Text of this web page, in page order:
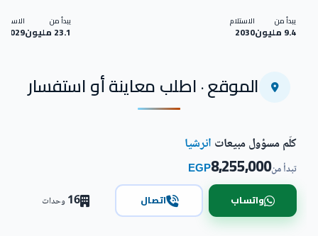
يبدأ من
9.4 مليون
الاستلام
2030
يبدأ من
23.1 مليون
الاستلام
2029
الموقع · اطلب معاينة أو استفسار
كلّم مسؤول مبيعات انرشيا
تبدأ من8,255,000
EGP
واتساب اتصال 16وحدات